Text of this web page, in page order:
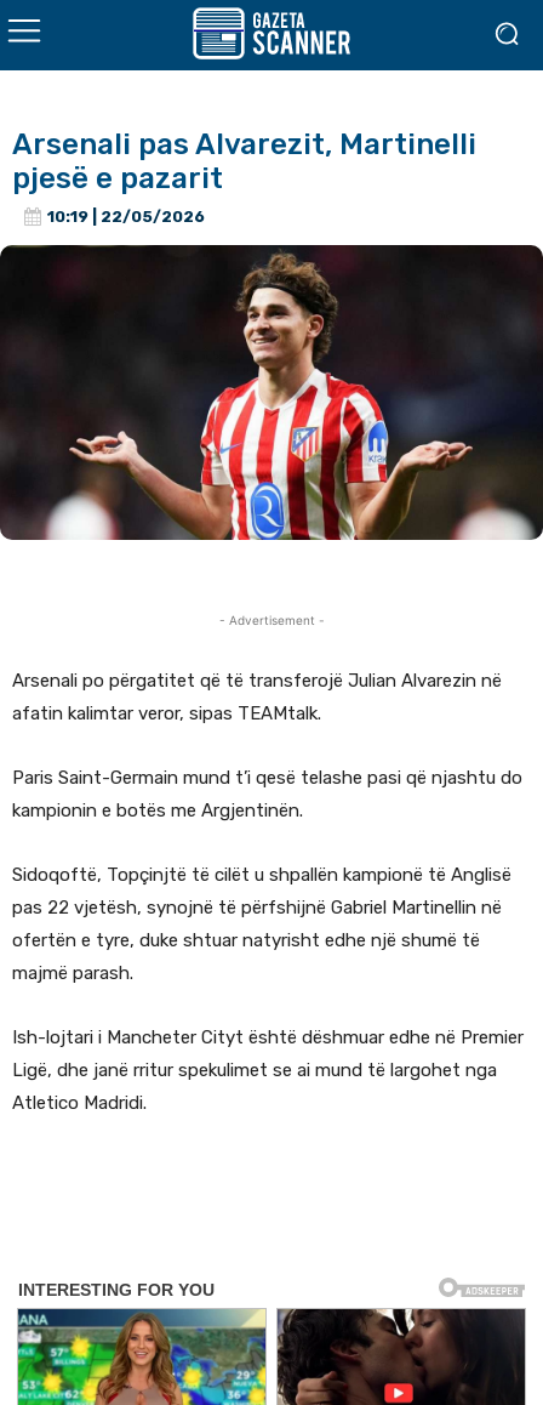
Arsenali pas Alvarezit, Martinelli
pjesë e pazarit
10:19 | 22/05/2026
- Advertisement -
Arsenali po përgatitet që të transferojë Julian Alvarezin në
afatin kalimtar veror, sipas TEAMtalk.
Paris Saint-Germain mund t’i qesë telashe pasi që njashtu do
kampionin e botës me Argjentinën.
Sidoqoftë, Topçinjtë të cilët u shpallën kampionë të Anglisë
pas 22 vjetësh, synojnë të përfshijnë Gabriel Martinellin në
ofertën e tyre, duke shtuar natyrisht edhe një shumë të
majmë parash.
Ish-lojtari i Mancheter Cityt është dëshmuar edhe në Premier
Ligë, dhe janë rritur spekulimet se ai mund të largohet nga
Atletico Madridi.